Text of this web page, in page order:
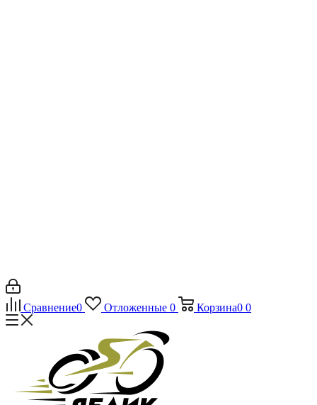
Сравнение0 Отложенные 0 Корзина0 0